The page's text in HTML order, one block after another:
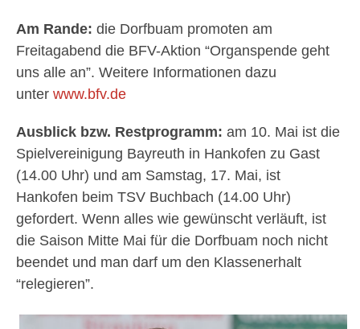
Am Rande: die Dorfbuam promoten am
Freitagabend die BFV-Aktion “Organspende geht
uns alle an”. Weitere Informationen dazu
unter www.bfv.de
Ausblick bzw. Restprogramm: am 10. Mai ist die
Spielvereinigung Bayreuth in Hankofen zu Gast
(14.00 Uhr) und am Samstag, 17. Mai, ist
Hankofen beim TSV Buchbach (14.00 Uhr)
gefordert. Wenn alles wie gewünscht verläuft, ist
die Saison Mitte Mai für die Dorfbuam noch nicht
beendet und man darf um den Klassenerhalt
“relegieren”.